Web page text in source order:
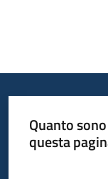
Quanto
questa